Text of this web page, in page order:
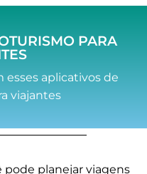
PARA
esses aplicativos de
viajantes
pode planejar viagens